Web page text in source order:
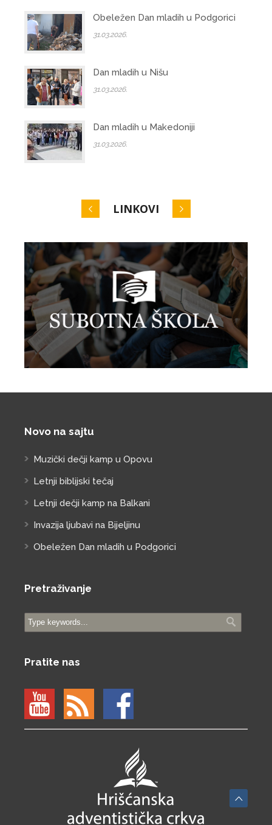
Obeležen Dan mladih u Podgorici
31.03.2026.
Dan mladih u Nišu
31.03.2026.
Dan mladih u Makedoniji
31.03.2026.
LINKOVI
Novo na sajtu
Muzički dečji kamp u Opovu
Letnji biblijski tečaj
Letnji dečji kamp na Balkani
Invazija ljubavi na Bijeljinu
Obeležen Dan mladih u Podgorici
Pretraživanje
Pratite nas